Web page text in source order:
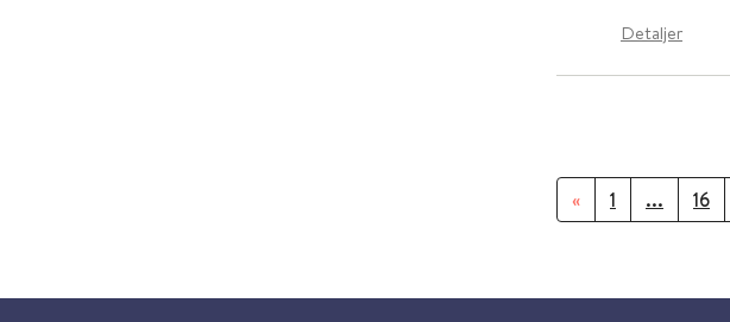
Detaljer
« 1 ... 16